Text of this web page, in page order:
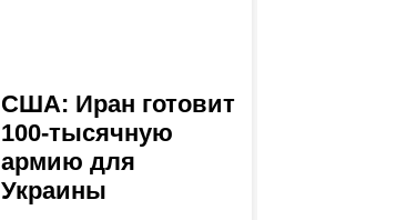
США: Иран готовит
100-тысячную
армию для
Украины